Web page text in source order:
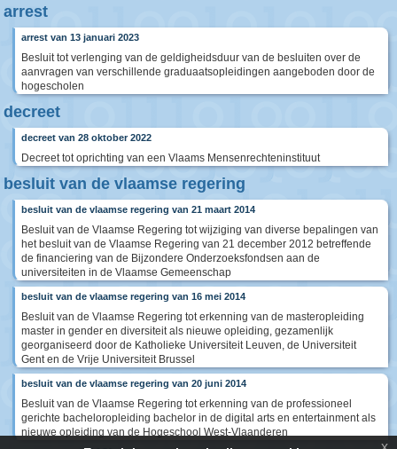
arrest
arrest van 13 januari 2023
Besluit tot verlenging van de geldigheidsduur van de besluiten over de
aanvragen van verschillende graduaatsopleidingen aangeboden door de
hogescholen
decreet
decreet van 28 oktober 2022
Decreet tot oprichting van een Vlaams Mensenrechteninstituut
besluit van de vlaamse regering
besluit van de vlaamse regering van 21 maart 2014
Besluit van de Vlaamse Regering tot wijziging van diverse bepalingen van
het besluit van de Vlaamse Regering van 21 december 2012 betreffende
de financiering van de Bijzondere Onderzoeksfondsen aan de
universiteiten in de Vlaamse Gemeenschap
besluit van de vlaamse regering van 16 mei 2014
Besluit van de Vlaamse Regering tot erkenning van de masteropleiding
master in gender en diversiteit als nieuwe opleiding, gezamenlijk
georganiseerd door de Katholieke Universiteit Leuven, de Universiteit
Gent en de Vrije Universiteit Brussel
besluit van de vlaamse regering van 20 juni 2014
Besluit van de Vlaamse Regering tot erkenning van de professioneel
gerichte bacheloropleiding bachelor in de digital arts en entertainment als
nieuwe opleiding van de Hogeschool West-Vlaanderen